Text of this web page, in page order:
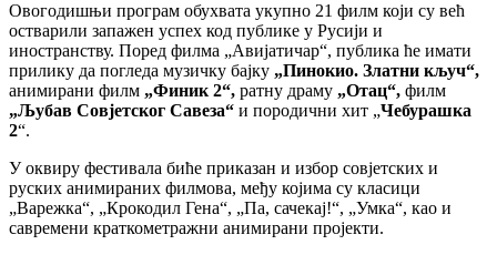
Овогодишњи програм обухвата укупно 21 филм који су већ
остварили запажен успех код публике у Русији и
иностранству. Поред филма „Авијатичар“, публика ће имати
прилику да погледа музичку бајку „Пинокио. Златни кључ“,
анимирани филм „Финик 2“, ратну драму „Отац“, филм
„Љубав Совјетског Савеза“ и породични хит „Чебурашка
2“.
У оквиру фестивала биће приказан и избор совјетских и
руских анимираних филмова, међу којима су класици
„Варежка“, „Крокодил Гена“, „Па, сачекај!“, „Умка“, као и
савремени краткометражни анимирани пројекти.